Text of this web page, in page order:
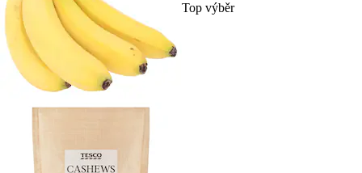
Top výběr